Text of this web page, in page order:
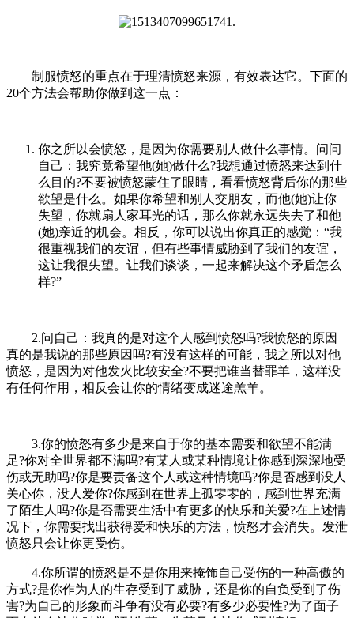
制服愤怒的重点在于理清愤怒来源，有效表达它。下面的
20个方法会帮助你做到这一点：
你之所以会愤怒，是因为你需要别人做什么事情。问问
自己：我究竟希望他(她)做什么?我想通过愤怒来达到什
么目的?不要被愤怒蒙住了眼睛，看看愤怒背后你的那些
欲望是什么。如果你希望和别人交朋友，而他(她)让你
失望，你就扇人家耳光的话，那么你就永远失去了和他
(她)亲近的机会。相反，你可以说出你真正的感觉：“我
很重视我们的友谊，但有些事情威胁到了我们的友谊，
这让我很失望。让我们谈谈，一起来解决这个矛盾怎么
样?”
2.问自己：我真的是对这个人感到愤怒吗?我愤怒的原因
真的是我说的那些原因吗?有没有这样的可能，我之所以对他
愤怒，是因为对他发火比较安全?不要把谁当替罪羊，这样没
有任何作用，相反会让你的情绪变成迷途羔羊。
3.你的愤怒有多少是来自于你的基本需要和欲望不能满
足?你对全世界都不满吗?有某人或某种情境让你感到深深地受
伤或无助吗?你是要责备这个人或这种情境吗?你是否感到没人
关心你，没人爱你?你感到在世界上孤零零的，感到世界充满
了陌生人吗?你是否需要生活中有更多的快乐和关爱?在上述情
况下，你需要找出获得爱和快乐的方法，愤怒才会消失。发泄
愤怒只会让你更受伤。
4.你所谓的愤怒是不是你用来掩饰自己受伤的一种高傲的
方式?是你作为人的生存受到了威胁，还是你的自负受到了伤
害?为自己的形象而斗争有没有必要?有多少必要性?为了面子